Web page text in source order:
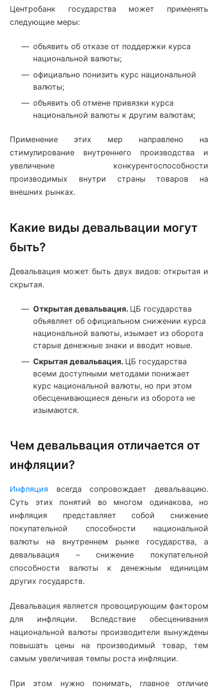
Центробанк государства может применять
следующие меры:
объявить об отказе от поддержки курса
национальной валюты;
официально понизить курс национальной
валюты;
объявить об отмене привязки курса
национальной валюты к другим валютам;
Применение этих мер направлено на
стимулирование внутреннего производства и
увеличение конкурентоспособности
производимых внутри страны товаров на
внешних рынках.
Какие виды девальвации могут
быть?
Девальвация может быть двух видов: открытая и
скрытая.
Открытая девальвация. ЦБ государства
объявляет об официальном снижении курса
национальной валюты, изымает из оборота
старые денежные знаки и вводит новые.
Скрытая девальвация. ЦБ государства
всеми доступными методами понижает
курс национальной валюты, но при этом
обесценивающиеся деньги из оборота не
изымаются.
Чем девальвация отличается от
инфляции?
Инфляция всегда сопровождает девальвацию.
Суть этих понятий во многом одинакова, но
инфляция представляет собой снижение
покупательной способности национальной
валюты на внутреннем рынке государства, а
девальвация – снижение покупательной
способности валюты к денежным единицам
других государств.
Девальвация является провоцирующим фактором
для инфляции. Вследствие обесценивания
национальной валюты производители вынуждены
повышать цены на производимый товар, тем
самым увеличивая темпы роста инфляции.
При этом нужно понимать, главное отличие